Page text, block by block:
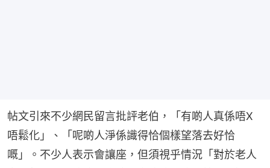
帖文引來不少網民留言批評老伯，「有啲人真係唔X
唔鬆化」、「呢啲人淨係識得恰個樣望落去好恰
嘅」。不少人表示會讓座，但須視乎情況「對於老人